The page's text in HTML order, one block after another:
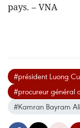
pays. – VNA
#président Luong
#procureur général
#Kamran Bayram